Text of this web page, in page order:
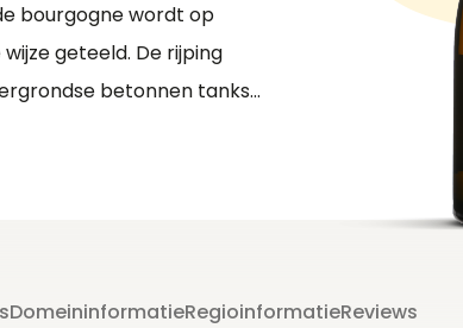
bourgogne wordt op
geteeld. De rijping
betonnen tanks
ook in houten vaten van
DomeininformatieRegioinformatieReviews